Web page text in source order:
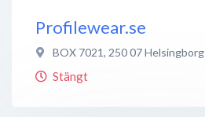
Profilewear.se
BOX 7021, 250 07Helsingborg
Stängt